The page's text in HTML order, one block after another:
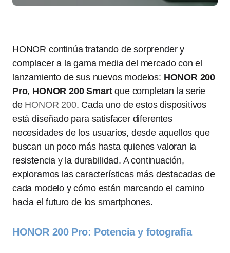
HONOR continúa tratando de sorprender y
complacer a la gama media del mercado con el
lanzamiento de sus nuevos modelos: HONOR 200
Pro, HONOR 200 Smartque completan la serie
de HONOR 200. Cada uno de estos dispositivos
está diseñado para satisfacer diferentes
necesidades de los usuarios, desde aquellos que
buscan un poco más hasta quienes valoran la
resistencia y la durabilidad. A continuación,
exploramos las características más destacadas de
cada modelo y cómo están marcando el camino
hacia el futuro de los smartphones.
HONOR 200 Pro: Potencia y fotografía